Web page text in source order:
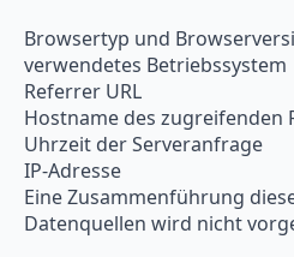
Browsertyp und
verwendetes Betriebssystem
Referrer URL
Hostname des zugreifenden
Uhrzeit der Serveranfrage
IP-Adresse
Eine Zusammenführung
Datenquellen wird nicht